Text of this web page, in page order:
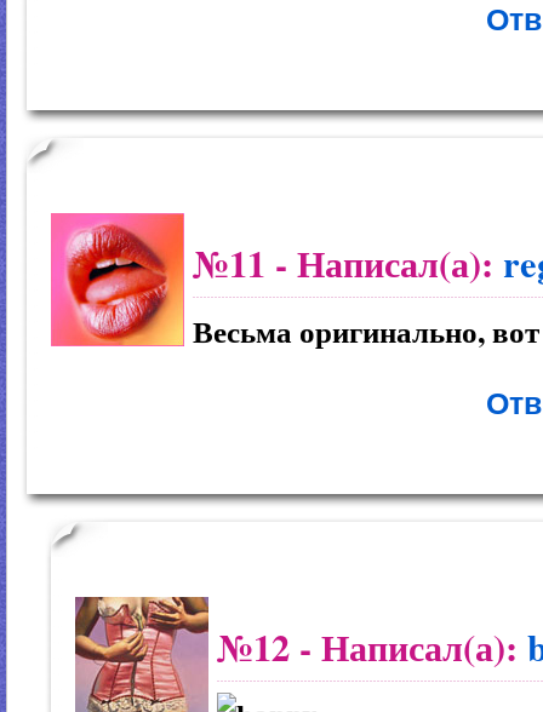
№11 - Написал(а):
Весьма оригинально,
№12 - Написал(а):